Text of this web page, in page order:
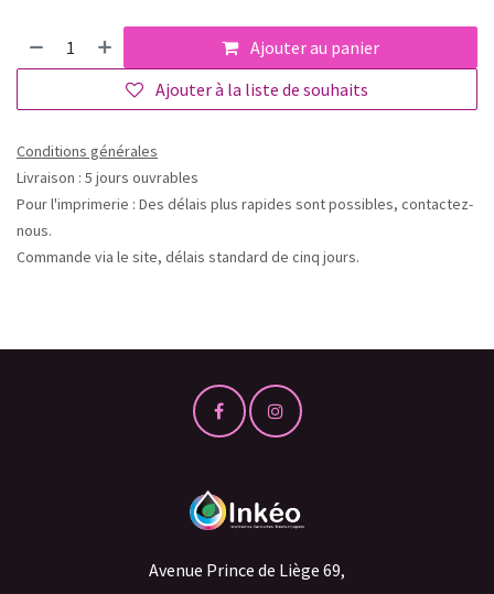
Ajouter au panier
Ajouter à la liste de souhaits
Conditions générales
Livraison : 5 jours ouvrables
Pour l'imprimerie : Des délais plus rapides sont possibles, contactez-
nous.
Commande via le site, délais standard de cinq jours.
Avenue Prince de Liège 69,